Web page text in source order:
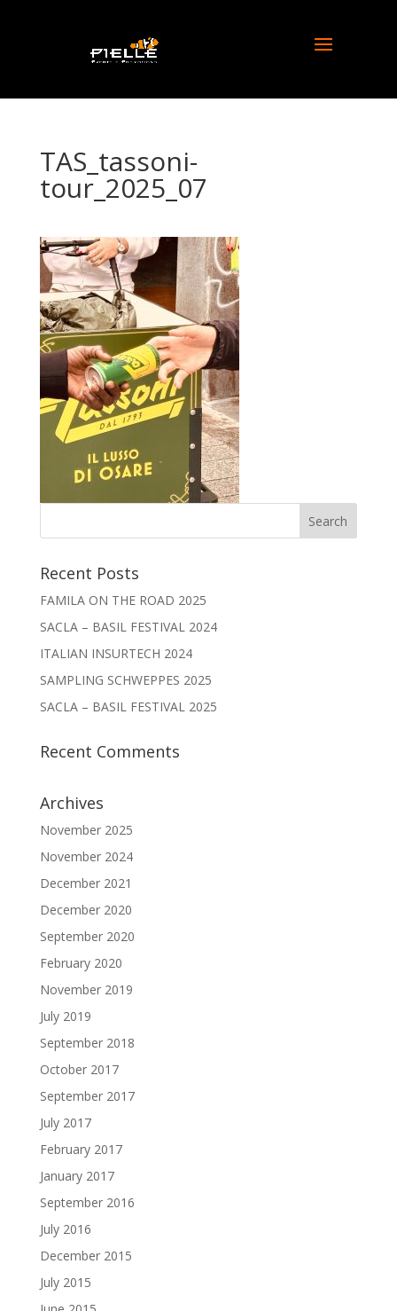
TAS_tassoni-
tour_2025_07
Recent Posts
FAMILA ON THE ROAD 2025
SACLA – BASIL FESTIVAL 2024
ITALIAN INSURTECH 2024
SAMPLING SCHWEPPES 2025
SACLA – BASIL FESTIVAL 2025
Recent Comments
Archives
November 2025
November 2024
December 2021
December 2020
September 2020
February 2020
November 2019
July 2019
September 2018
October 2017
September 2017
July 2017
February 2017
January 2017
September 2016
July 2016
December 2015
July 2015